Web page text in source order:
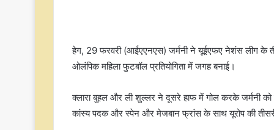
हेग, 29 फरवरी (आईएएनएस) जर्मनी ने यूईएफए नेशंस लीग
ओलंपिक महिला फुटबॉल प्रतियोगिता में जगह बनाई।
क्लारा बुहल और ली शुल्लर ने दूसरे हाफ में गोल करके जर्मनी
कांस्य पदक और स्पेन और मेजबान फ्रांस के साथ यूरोप की तीसरी